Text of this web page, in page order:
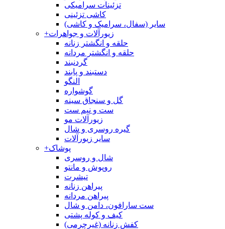
تزئینات سرامیکی
کاشی تزئینی
سایر (سفال، سرامیک و کاشی)
+زیورآلات و جواهرات
حلقه و انگشتر زنانه
حلقه و انگشتر مردانه
گردنبند
دستبند و پابند
النگو
گوشواره
گل و سنجاق سینه
ست و نیم ست
زیورآلات مو
گیره روسری و شال
سایر زیورآلات
+پوشاک
شال و روسری
روپوش و مانتو
تیشرت
پیراهن زنانه
پیراهن مردانه
ست سارافون، دامن و شال
کیف و کوله پشتی
کفش زنانه (غیرچرمی)